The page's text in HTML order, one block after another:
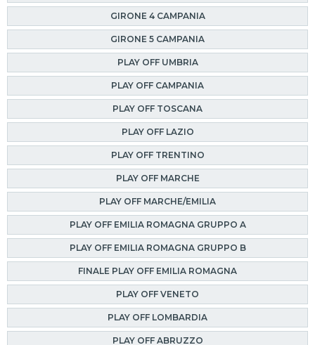
GIRONE 4 CAMPANIA
GIRONE 5 CAMPANIA
PLAY OFF UMBRIA
PLAY OFF CAMPANIA
PLAY OFF TOSCANA
PLAY OFF LAZIO
PLAY OFF TRENTINO
PLAY OFF MARCHE
PLAY OFF MARCHE/EMILIA
PLAY OFF EMILIA ROMAGNA GRUPPO A
PLAY OFF EMILIA ROMAGNA GRUPPO B
FINALE PLAY OFF EMILIA ROMAGNA
PLAY OFF VENETO
PLAY OFF LOMBARDIA
PLAY OFF ABRUZZO